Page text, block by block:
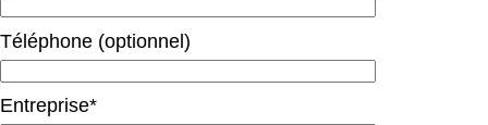
Téléphone (optionnel)
Entreprise*